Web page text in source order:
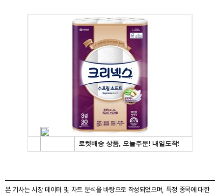
본 기사는 시장 데이터 및 차트 분석을 바탕으로 작성되었으며, 특정 종목에 대한